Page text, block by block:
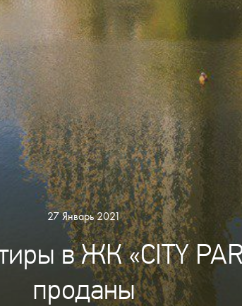
27 Январь 2021
в ЖК «CITY
проданы